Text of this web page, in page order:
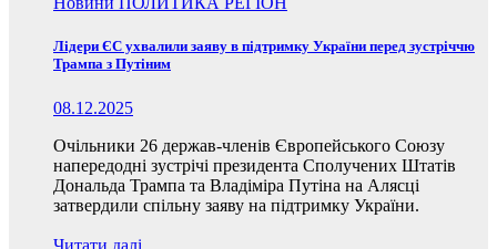
Лідери ЄС ухвалили заяву в підтримку України перед зустріччю
Трампа з Путіним
08.12.2025
Очільники 26 держав-членів Європейського Союзу
напередодні зустрічі президента Сполучених Штатів
Дональда Трампа та Владіміра Путіна на Алясці
затвердили спільну заяву на підтримку України.
Читати далі